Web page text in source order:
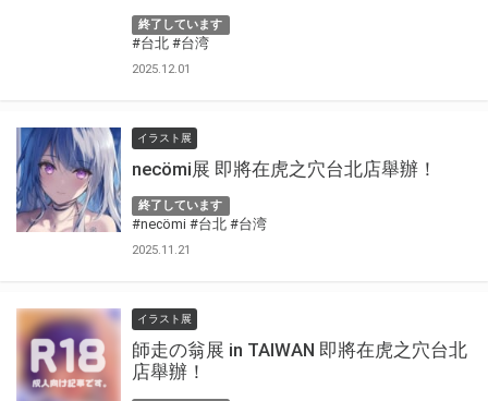
終了しています
#台北 #台湾
2025.12.01
イラスト展
necömi展 即將在虎之穴台北店舉辦！
終了しています
#necömi #台北 #台湾
2025.11.21
イラスト展
師走の翁展 in TAIWAN 即將在虎之穴台北
店舉辦！